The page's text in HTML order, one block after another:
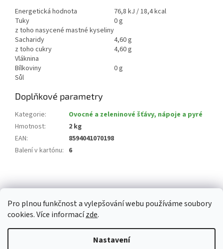
Pro plnou funkčnost a vylepšování webu používáme soubory
cookies. Více informacízde.
Nastavení
Energetická hodnota
76,8 kJ / 18,4 kcal
Tuky
0 g
z toho nasycené mastné kyseliny
Sacharidy
4,60 g
z toho cukry
4,60 g
Vláknina
Bílkoviny
0 g
Sůl
Doplňkové parametry
Kategorie:
Ovocné a zeleninové šťávy, nápoje a pyré
Hmotnost:
2 kg
EAN:
8594041070198
Balení v kartónu: 6
á